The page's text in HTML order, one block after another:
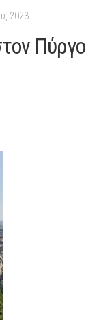
2023